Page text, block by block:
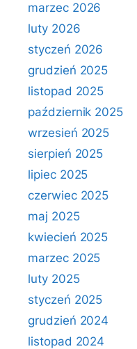
marzec 2026
luty 2026
styczeń 2026
grudzień 2025
listopad 2025
październik 2025
wrzesień 2025
sierpień 2025
lipiec 2025
czerwiec 2025
maj 2025
kwiecień 2025
marzec 2025
luty 2025
styczeń 2025
grudzień 2024
listopad 2024